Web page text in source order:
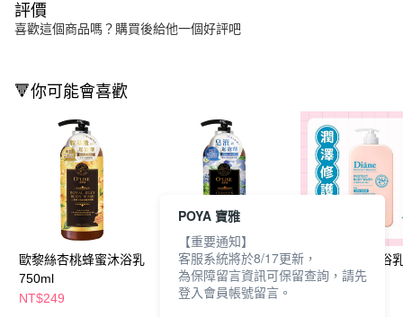
評價
喜歡這個商品嗎？購買後給他一個好評吧
🔻你可能會喜歡
歐黎絲杏桃蜂蜜沐浴乳
750ml
NT$249
歐黎絲龍馬麝香沐浴乳
750ml
NT$249
黛絲恩美肌沐浴
750ml柔嫩
POYA 寶雅
【重要通知】
客服系統將於8/17更新，
為保障留言資訊可保留查詢，請先
登入會員帳號留言。